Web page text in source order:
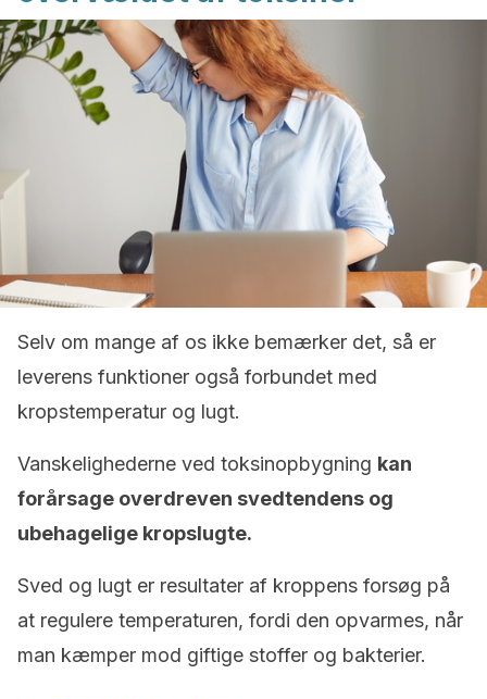
Selv om mange af os ikke bemærker det, så er
leverens funktioner også forbundet med
kropstemperatur og lugt.
Vanskelighederne ved toksinopbygning kan
forårsage overdreven svedtendens og
ubehagelige kropslugte.
Sved og lugt er resultater af kroppens forsøg på
at regulere temperaturen, fordi den opvarmes, når
man kæmper mod giftige stoffer og bakterier.